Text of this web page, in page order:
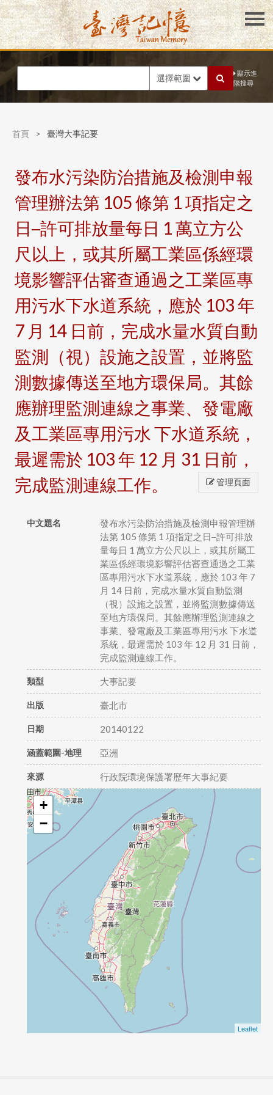
選擇範圍
顯示進
階搜尋
首頁 > 臺灣大事記要
發布水污染防治措施及檢測申報
管理辦法第 105 條第 1 項指定之
日─許可排放量每日 1 萬立方公
尺以上，或其所屬工業區係經環
境影響評估審查通過之工業區專
用污水下水道系統，應於 103 年
7 月 14 日前，完成水量水質自動
監測（視）設施之設置，並將監
測數據傳送至地方環保局。其餘
應辦理監測連線之事業、發電廠
及工業區專用污水 下水道系統，
最遲需於 103 年 12 月 31 日前，
完成監測連線工作。
管理頁面
中文題名
發布水污染防治措施及檢測申報管理辦
法第 105 條第 1 項指定之日─許可排放
量每日 1 萬立方公尺以上，或其所屬工
業區係經環境影響評估審查通過之工業
區專用污水下水道系統，應於 103 年 7
月 14 日前，完成水量水質自動監測
（視）設施之設置，並將監測數據傳送
至地方環保局。其餘應辦理監測連線之
事業、發電廠及工業區專用污水 下水道
系統，最遲需於 103 年 12 月 31 日前，
完成監測連線工作。
類型 大事記要
出版 臺北市
日期 20140122
涵蓋範圍-地理 亞洲
來源 行政院環境保護署歷年大事紀要
+
−
Leaflet